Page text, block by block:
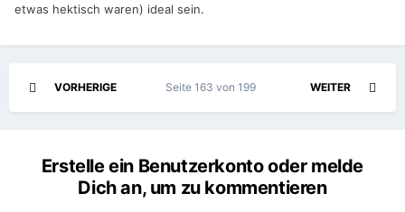
etwas hektisch waren) ideal sein.
VORHERIGE WEITER
Seite 163 von 199
Erstelle ein Benutzerkonto oder melde
Dich an, um zu kommentieren